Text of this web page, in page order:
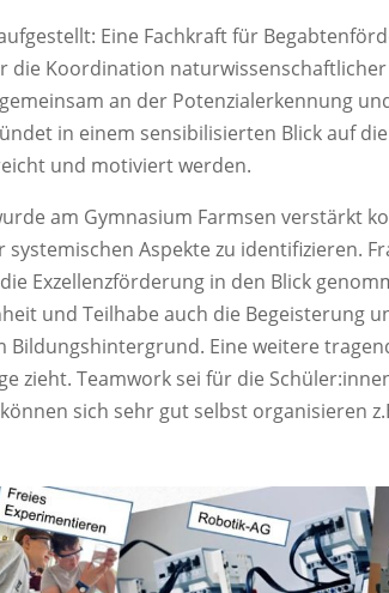
Eine Fachkraft für
die Koordination
an der Potenzialerkennung
in einem sensibilisierten Blick auf
und motiviert werden.
am Gymnasium Farmsen verstärkt
Aspekte zu identifizieren.
Exzellenzförderung in den Blick
und Teilhabe auch die Begeisterung
Eine weitere
zieht. Teamwork sei für die
sich sehr gut selbst organisieren